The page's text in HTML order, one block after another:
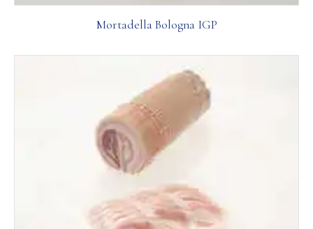
Mortadella Bologna IGP